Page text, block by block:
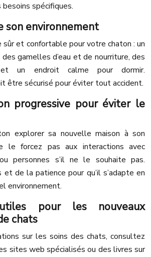
spécifiques.
son environnement
sûr et confortable pour votre chaton : un
gamelles d’eau et de nourriture, des
un endroit calme pour dormir.
être sécurisé pour éviter tout accident.
progressive pour éviter le
explorer sa nouvelle maison à son
le forcez pas aux interactions avec
personnes s’il ne le souhaite pas.
de la patience pour qu’il s’adapte en
environnement.
utiles pour les nouveaux
chats
sur les soins des chats, consultez
sites web spécialisés ou des livres sur